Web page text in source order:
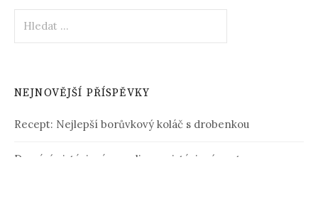
NEJNOVĚJŠÍ PŘÍSPĚVKY
Recept: Nejlepší borůvkový koláč s drobenkou
Domácí pistáciová zmrzlina z pistáciové pasty